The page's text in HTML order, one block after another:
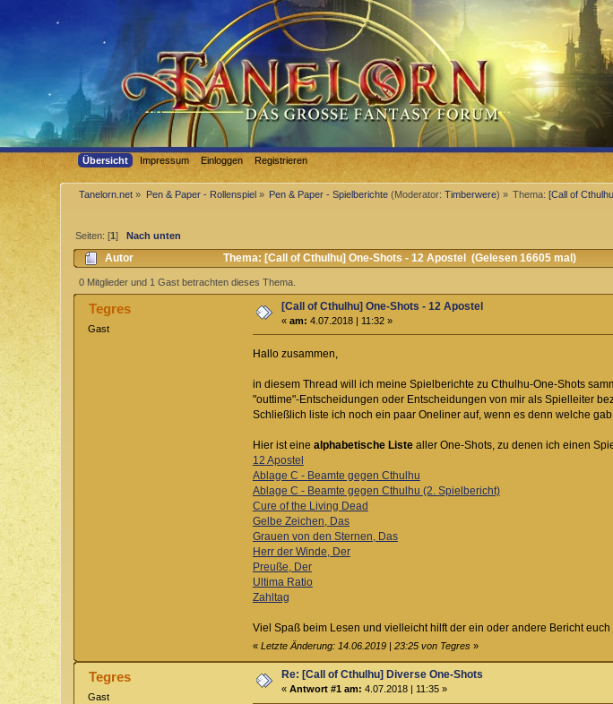
Übersicht Impressum Einloggen Registrieren
Tanelorn.net » Pen & Paper - Rollenspiel» Pen & Paper - Spielberichte (Moderator:Timberwere) » Thema:[Call of
Seiten: [1]Nach unten
Autor Thema: [Call of Cthulhu] One-Shots - 12 Apostel (Gelesen 16605 mal)
0 Mitglieder und 1 Gast betrachten dieses Thema.
Tegres
Gast
[Call of Cthulhu] One-Shots - 12 Apostel
«am: 4.07.2018 | 11:32 »
Hallo zusammen,
in diesem Thread will ich meine Spielberichte zu Cthulhu-One-Shots
"outtime"-Entscheidungen oder Entscheidungen von mir als Spielleiter
Schließlich liste ich noch ein paar Oneliner auf, wenn es denn welche
Hier ist eine alphabetische Listealler One-Shots, zu denen ich einen
12 Apostel
Ablage C - Beamte gegen Cthulhu
Ablage C - Beamte gegen Cthulhu (2. Spielbericht)
Cure of the Living Dead
Gelbe Zeichen, Das
Grauen von den Sternen, Das
Herr der Winde, Der
Preuße, Der
Ultima Ratio
Zahltag
Viel Spaß beim Lesen und vielleicht hilft der ein oder andere Bericht euch
« Letzte Änderung: 14.06.2019 | 23:25 von Tegres»
Tegres
Gast
Re: [Call of Cthulhu] Diverse One-Shots
«Antwort #1 am: 4.07.2018 | 11:35 »